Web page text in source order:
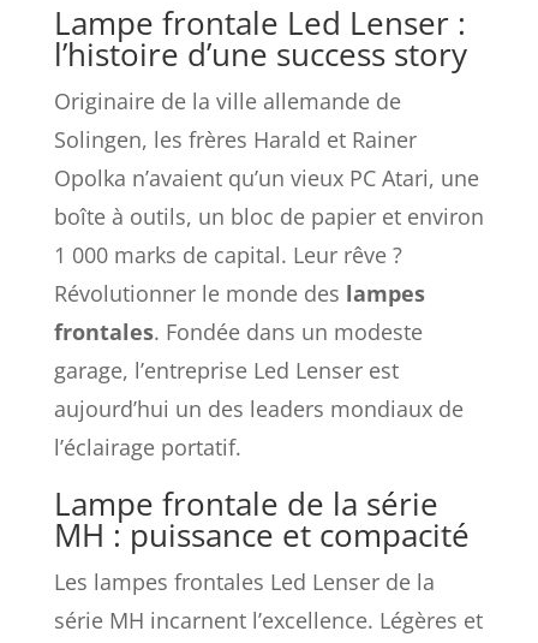
Lampe frontale Led Lenser :
l’histoire d’une success story
Originaire de la ville allemande de
Solingen, les frères Harald et Rainer
Opolka n’avaient qu’un vieux PC Atari, une
boîte à outils, un bloc de papier et environ
1 000 marks de capital. Leur rêve ?
Révolutionner le monde des lampes
frontales. Fondée dans un modeste
garage, l’entreprise Led Lenser est
aujourd’hui un des leaders mondiaux de
l’éclairage portatif.
Lampe frontale de la série
MH : puissance et compacité
Les lampes frontales Led Lenser de la
série MH incarnent l’excellence. Légères et